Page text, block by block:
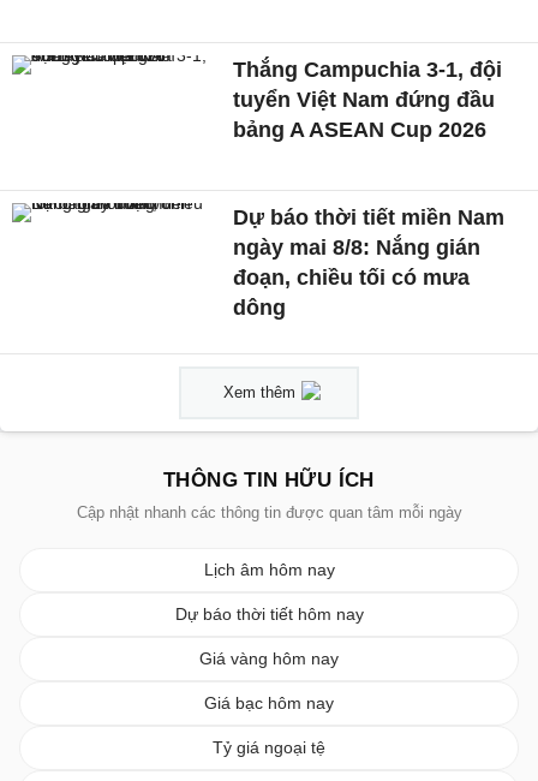
Thắng Campuchia 3-1, đội
tuyển Việt Nam đứng đầu
bảng A ASEAN Cup 2026
Dự báo thời tiết miền Nam
ngày mai 8/8: Nắng gián
đoạn, chiều tối có mưa
dông
Xem thêm
THÔNG TIN HỮU ÍCH
Cập nhật nhanh các thông tin được quan tâm mỗi ngày
Lịch âm hôm nay
Dự báo thời tiết hôm nay
Giá vàng hôm nay
Giá bạc hôm nay
Tỷ giá ngoại tệ